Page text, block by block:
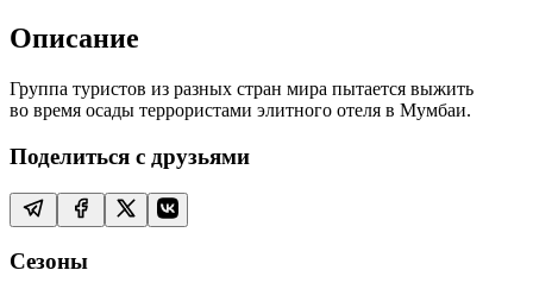
Описание
Группа туристов из разных стран мира пытается выжить
во время осады террористами элитного отеля в Мумбаи.
Поделиться с друзьями
Сезоны